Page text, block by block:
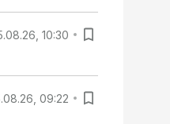
10:30
09:22